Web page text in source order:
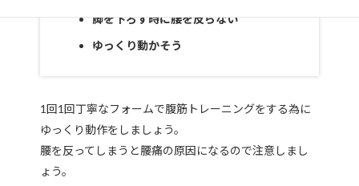
脚を下ろす時に腰を反らない
ゆっくり動かそう
1回1回丁寧なフォームで腹筋トレーニングをする為に
ゆっくり動作をしましょう。
腰を反ってしまうと腰痛の原因になるので注意しまし
ょう。